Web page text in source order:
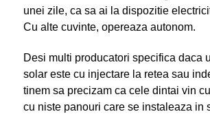
unei zile, ca sa ai la dispozitie
Cu alte cuvinte, opereaza autonom.
Desi multi producatori specifica daca
solar este cu injectare la retea sau
tinem sa precizam ca cele dintai vin
cu niste panouri care se instaleaza in